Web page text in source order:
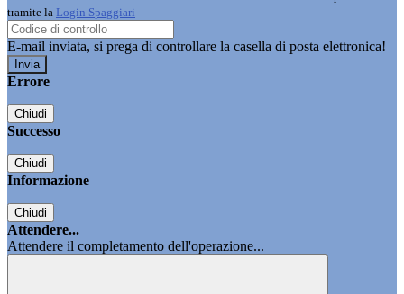
tramite la Login Spaggiari
E-mail inviata, si prega di controllare la casella di posta elettronica!
Errore
Chiudi
Successo
Chiudi
Informazione
Chiudi
Attendere...
Attendere il completamento dell'operazione...